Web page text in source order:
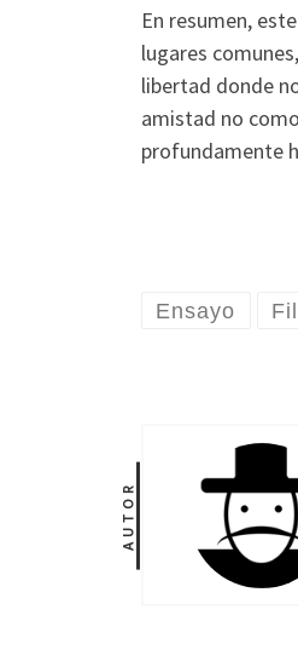
En resumen,
lugares
libertad donde
amistad no
profundamente
Ensayo
AUTOR